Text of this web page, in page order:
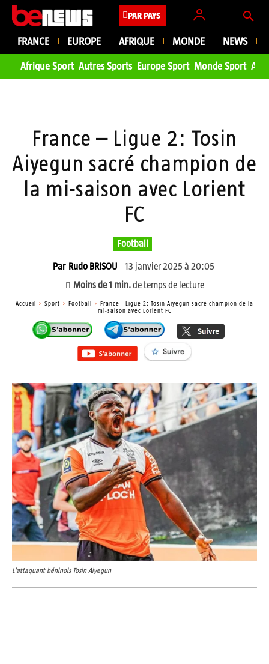
PAR PAYS
FRANCE EUROPE AFRIQUE MONDE NEWS
Afrique Sport Autres Sports Europe Sport Monde Sport
France – Ligue 2: Tosin
Aiyegun sacré champion de
la mi-saison avec Lorient
FC
Football
Par Rudo BRISOU
13 janvier 2025 à 20:05
Moins de 1 min. de temps de lecture
Accueil Sport Football
France - Ligue 2: Tosin Aiyegun sacré champion de la
mi-saison avec Lorient FC
L'attaquant béninois Tosin Aiyegun